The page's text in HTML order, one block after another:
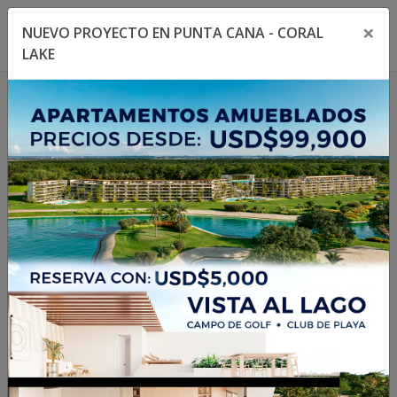
Toggle navigation menu
1/7
NUEVO PROYECTO EN PUNTA CANA - CORAL
LAKE
×